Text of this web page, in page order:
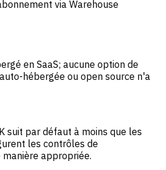
via Warehouse
en SaaS; aucune option de
hébergée ou open source n'a
suit par défaut à moins que les
les contrôles de
appropriée.